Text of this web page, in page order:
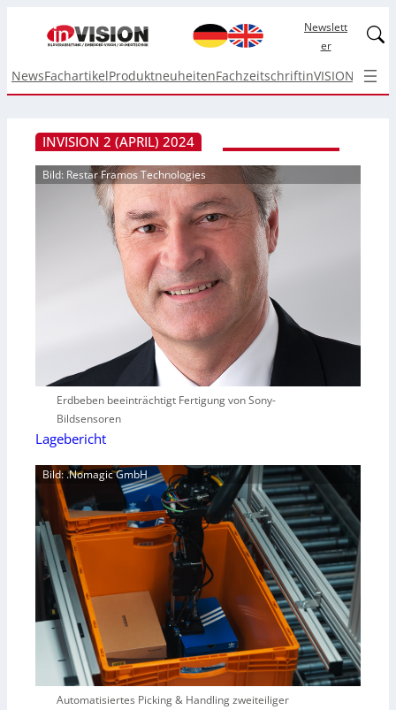
Newslett
er
NewsFachartikelProduktneuheitenFachzeitschriftinVISION Top
INVISION 2 (APRIL) 2024
Bild: Restar Framos Technologies
Erdbeben beeinträchtigt Fertigung von Sony-
Bildsensoren
Lagebericht
Bild: .Nomagic GmbH
Automatisiertes Picking & Handling zweiteiliger